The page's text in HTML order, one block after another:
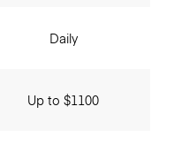
Daily
Up to $1100